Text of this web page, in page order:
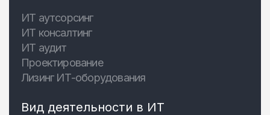
ИТ аутсорсинг
ИТ консалтинг
ИТ аудит
Проектирование
Лизинг ИТ-оборудования
Вид деятельности в ИТ